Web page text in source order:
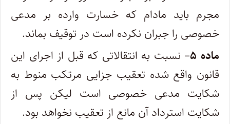
مجرم باید مادام که خسارت وارده بر مدعی
خصوصی را جبران نکرده است در توقیف بماند.
ماده ۵
– نسبت به انتقالاتی که قبل از اجرای این
قانون واقع شده تعقیب جزایی مرتکب منوط به
شکایت مدعی خصوصی است لیکن پس از
شکایت استرداد آن مانع از تعقیب نخواهد بود.